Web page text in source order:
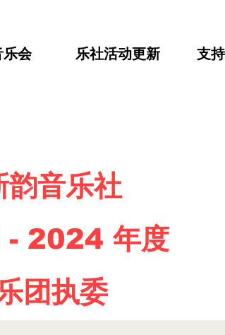
乐会 乐社活动更新 支
韵音乐社
2024 年度
团执委